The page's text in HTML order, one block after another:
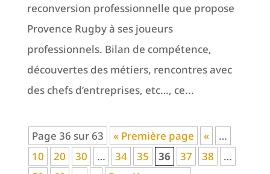
reconversion professionnelle que propose
Provence Rugby à ses joueurs
professionnels. Bilan de compétence,
découvertes des métiers, rencontres avec
des chefs d’entreprises, etc…, ce...
Page 36 sur 63 « Première page «
…
10
20 30 … 34 35 36 37 38
…